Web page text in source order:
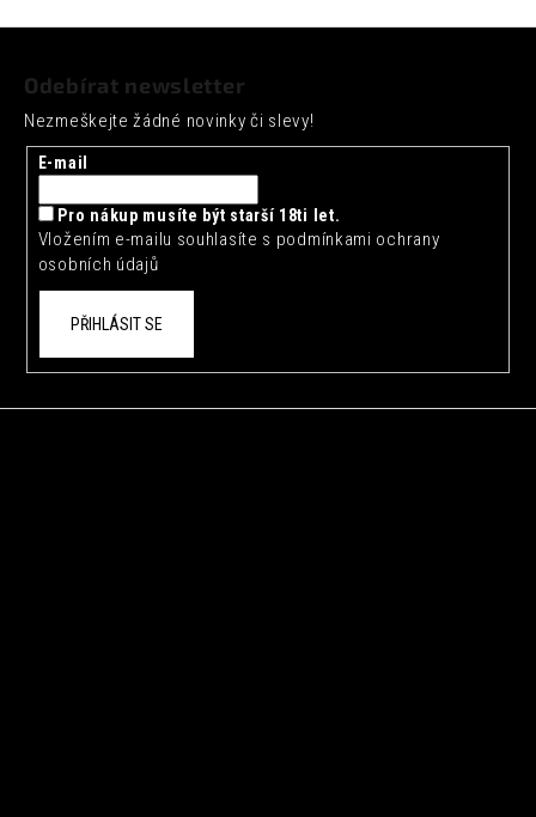
Odebírat newsletter
Nezmeškejte žádné novinky či slevy!
E-mail
Pro nákup musíte být starší 18ti let.
Vložením e-mailu souhlasíte s podmínkami ochrany
osobních údajů
PŘIHLÁSIT SE